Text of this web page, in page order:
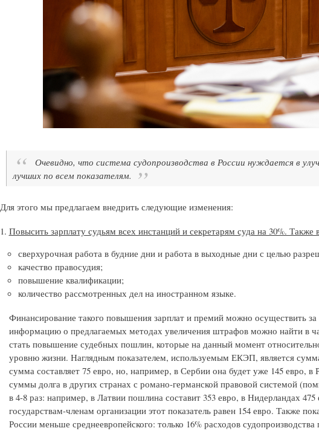
Очевидно, что система судопроизводства в России нуждается в
лучших по всем показателям.
Для этого мы предлагаем внедрить следующие изменения:
Повысить зарплату судьям всех инстанций и секретарям суда на 30%.
сверхурочная работа в будние дни и работа в выходные дни с целью
качество правосудия;
повышение квалификации;
количество рассмотренных дел на иностранном языке.
Финансирование такого повышения зарплат и премий можно осуществить
информацию о предлагаемых методах увеличения штрафов можно найти в
стать повышение судебных пошлин, которые на данный момент
уровню жизни. Наглядным показателем, используемым ЕКЭП, является
сумма составляет 75 евро, но, например, в Сербии она будет уже 145 евро,
суммы долга в других странах с романо-германской правовой системой
в 4-8 раз: например, в Латвии пошлина составит 353 евро, в Нидерландах
государствам-членам организации этот показатель равен 154 евро. Также
России меньше среднеевропейского: только 16% расходов